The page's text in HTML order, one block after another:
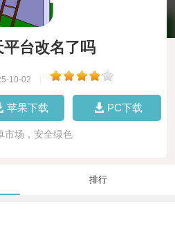
台改名了吗
10-02
苹果下载 PC下载
市场，安全绿色
排行